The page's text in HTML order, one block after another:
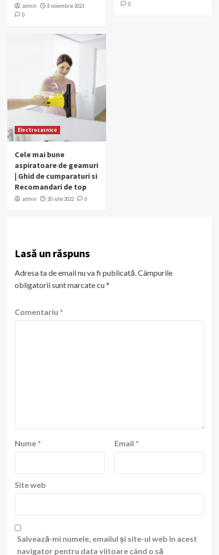
admin
8 noiembrie 2023
0
0
Electrocasnice
Cele mai bune
aspiratoare de geamuri
| Ghid de cumparaturi si
Recomandari de top
admin 20 iulie 2022 0
Lasă un răspuns
Adresa ta de email nu va fi publicată.Câmpurile
obligatorii sunt marcate cu*
Comentariu *
Nume * Email *
Site web
Salvează-mi numele, emailul și site-ul web în acest
navigator pentru data viitoare când o să